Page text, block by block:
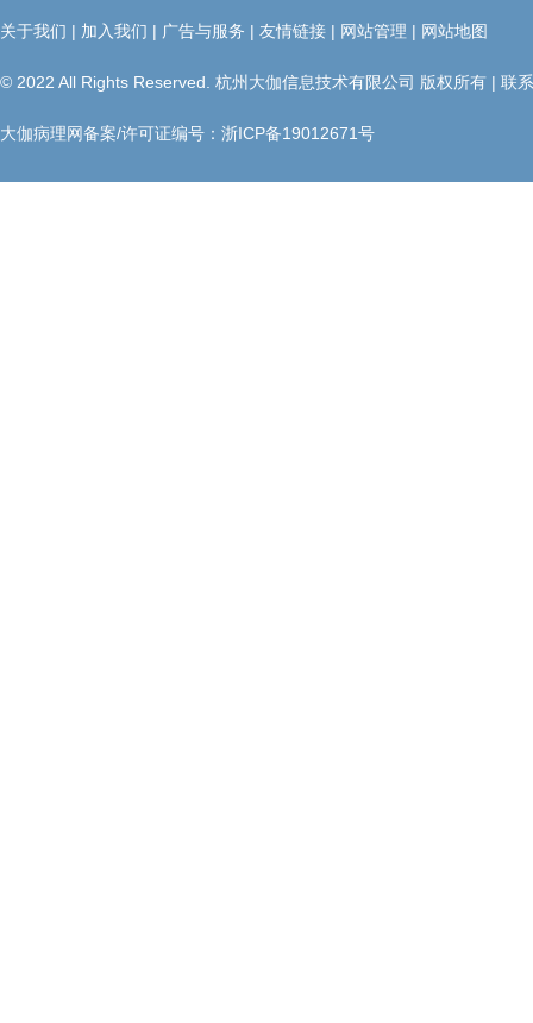
关于我们 | 加入我们 | 广告与服务 | 友情链接 | 网站管理 | 网站地图
© 2022 All Rights Reserved. 杭州大伽信息技术有限公司 版权所有 | 联
大伽病理网备案/许可证编号： 浙ICP备19012671号